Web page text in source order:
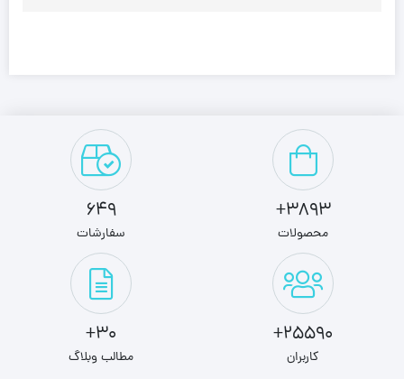
3893+
محصولات
649
سفارشات
25590+
کاربران
30+
مطالب وبلاگ